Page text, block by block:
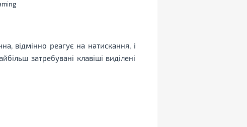
відмінно реагує на натискання, і
затребувані клавіші виділені